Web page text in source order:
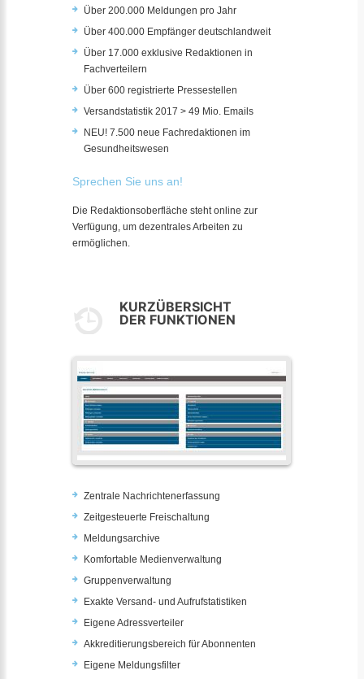
Über 200.000 Meldungen pro Jahr
Über 400.000 Empfänger deutschlandweit
Über 17.000 exklusive Redaktionen in
Fachverteilern
Über 600 registrierte Pressestellen
Versandstatistik 2017 > 49 Mio. Emails
NEU! 7.500 neue Fachredaktionen im
Gesundheitswesen
Sprechen Sie uns an!
Die Redaktionsoberfläche steht online zur
Verfügung, um dezentrales Arbeiten zu
ermöglichen.
KURZÜBERSICHT
DER FUNKTIONEN
Zentrale Nachrichtenerfassung
Zeitgesteuerte Freischaltung
Meldungsarchive
Komfortable Medienverwaltung
Gruppenverwaltung
Exakte Versand- und Aufrufstatistiken
Eigene Adressverteiler
Akkreditierungsbereich für Abonnenten
Eigene Meldungsfilter